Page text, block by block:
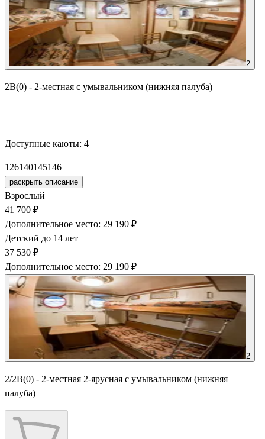
2
2В(0) - 2-местная с умывальником (нижняя палуба)
Доступные каюты: 4
126140145146
раскрыть описание
Взрослый
41 700 ₽
Дополнительное место: 29 190 ₽
Детский до 14 лет
37 530 ₽
Дополнительное место: 29 190 ₽
2
2/2В(0) - 2-местная 2-ярусная с умывальником (нижняя
палуба)